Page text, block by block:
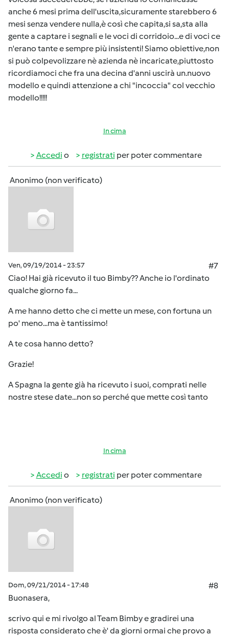
anche 6 mesi prima dell'uscita,sicuramente starebbero 6
mesi senza vendere nulla,è così che capita,si sa,sta alla
gente a captare i segnali e le voci di corridoio...e di voci ce
n'erano tante e sempre più insistenti! Siamo obiettive,non
si può colpevolizzare nè azienda nè incaricate,piuttosto
ricordiamoci che fra una decina d'anni uscirà un.nuovo
modello e quindi attenzione a chi "incoccia" col vecchio
modello!!!!!
In cima
Accedi o registrati per poter commentare
Anonimo (non verificato)
Ven, 09/19/2014 - 23:57
#7
Ciao! Hai già ricevuto il tuo Bimby?? Anche io l'ordinato
qualche giorno fa...
A me hanno detto che ci mette un mese, con fortuna un
po' meno...ma è tantissimo!
A te cosa hanno detto?
Grazie!
A Spagna la gente già ha ricevuto i suoi, comprati nelle
nostre stese date...non so perché que mette così tanto
In cima
Accedi o registrati per poter commentare
Anonimo (non verificato)
Dom, 09/21/2014 - 17:48
#8
Buonasera,
scrivo qui e mi rivolgo al Team Bimby e gradirei una
risposta considerato che è' da giorni ormai che provo a